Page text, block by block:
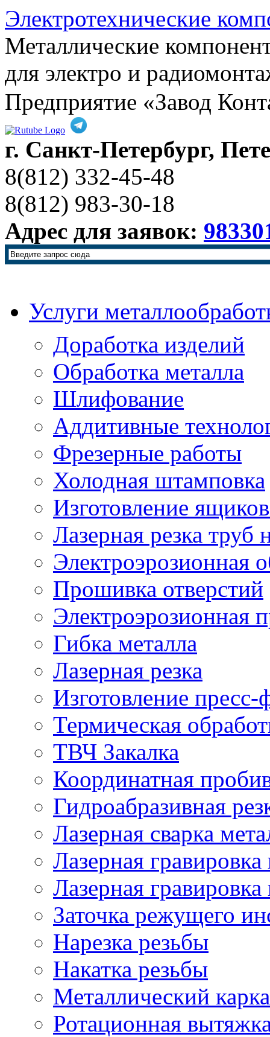
Электротехнические
Металлические
для электро и
Предприятие «Завод
г. Санкт-Петербург,
8(812) 332-45-48
8(812) 983-30-18
Адрес для заявок:
Услуги
Доработка изделий
Обработка металла
Шлифование
Аддитивные
Фрезерные работы
Холодная штамповка
Изготовление
Лазерная резка труб
Электроэрозионная
Прошивка отверстий
Электроэрозионная
Гибка металла
Лазерная резка
Изготовление
Термическая
ТВЧ Закалка
Координатная
Гидроабразивная
Лазерная сварка
Лазерная гравировка
Лазерная
Заточка режущего
Нарезка резьбы
Накатка резьбы
Металлический
Ротационная